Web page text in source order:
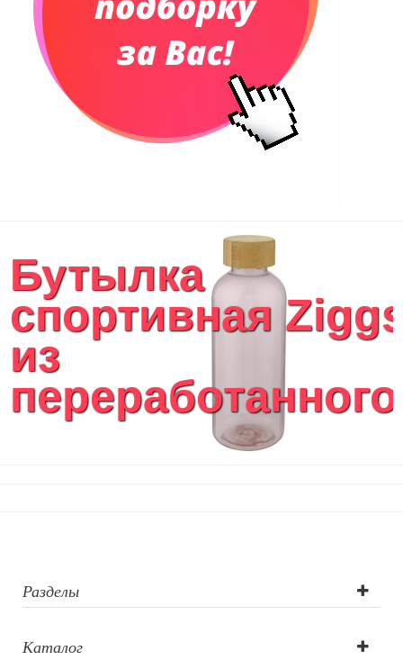
Бутылка
спортивная
из
Разделы
Каталог